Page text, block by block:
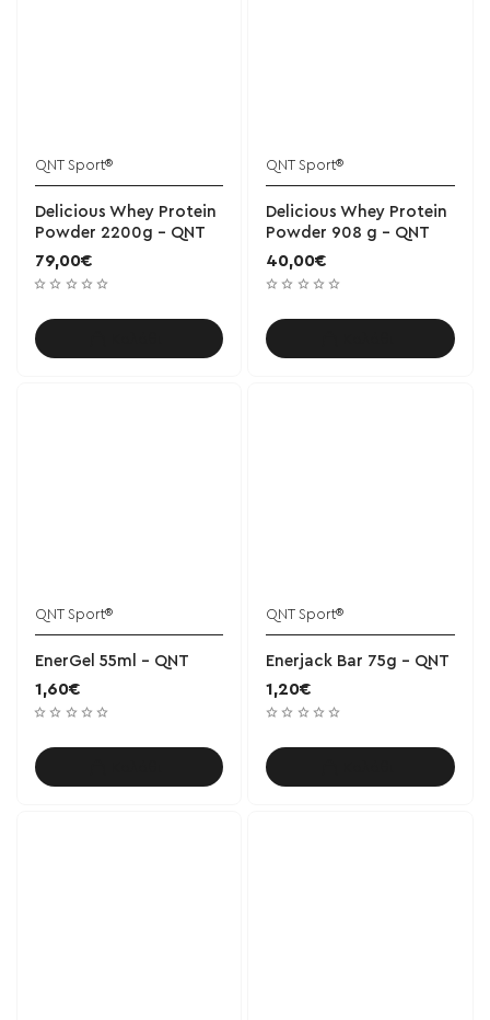
QNT Sport®
Delicious Whey Protein
Powder 2200g - QNT
79,00€
QNT Sport®
Delicious Whey Protein
Powder 908 g - QNT
40,00€
QNT Sport®
EnerGel 55ml - QNT
1,60€
QNT Sport®
Enerjack Bar 75g - QNT
1,20€